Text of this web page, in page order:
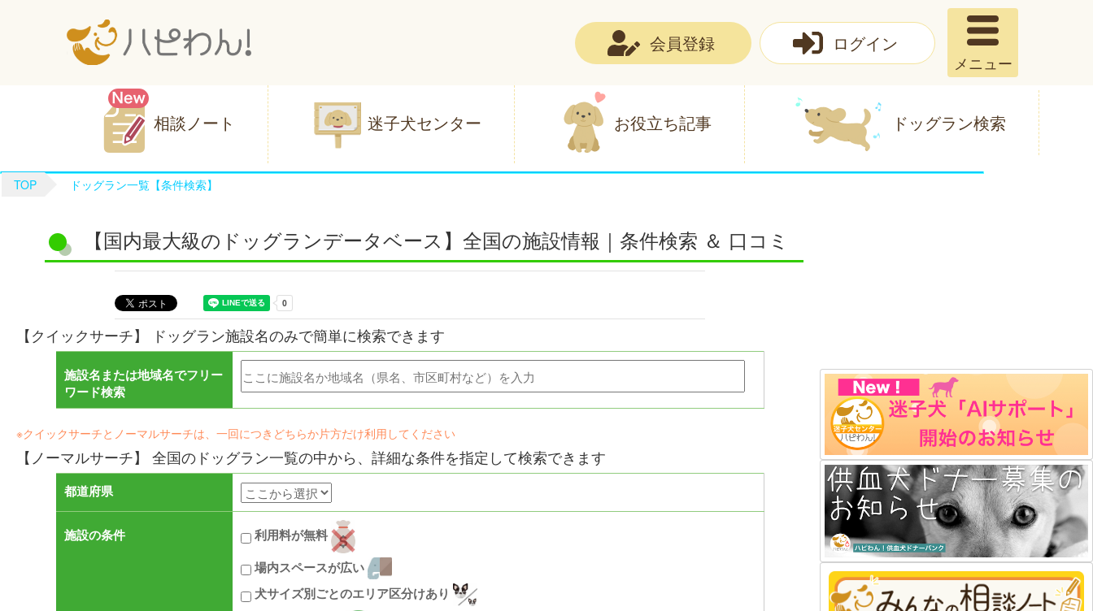
会員登録 ログイン
メニュー
相談ノート 迷子犬センター お役立ち記事 ドッグラン検索
TOP ドッグラン一覧【条件検索】
【国内最大級のドッグランデータベース】全国の施設情報｜条件検索 ＆ 口コミ
【クイックサーチ】 ドッグラン施設名のみで簡単に検索できます
施設名または地域名でフリー
ワード検索
※クイックサーチとノーマルサーチは、一回につきどちらか片方だけ利用してください
【ノーマルサーチ】 全国のドッグラン一覧の中から、詳細な条件を指定して検索できます
都道府県
施設の条件
利用料が無料
場内スペースが広い
犬サイズ別ごとのエリア区分けあり